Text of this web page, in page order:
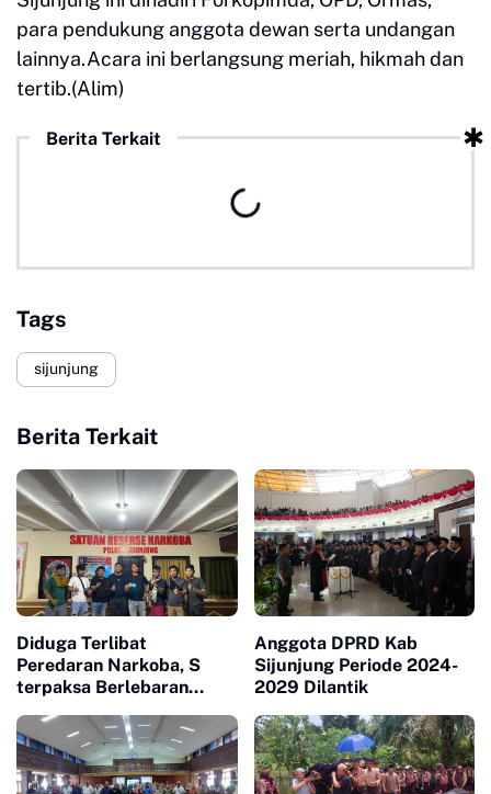
para pendukung anggota dewan serta undangan
lainnya.Acara ini berlangsung meriah, hikmah dan
tertib.(Alim)
Berita Terkait
Tags
sijunjung
Berita Terkait
Diduga Terlibat
Peredaran Narkoba, S
terpaksa Berlebaran
Anggota DPRD Kab
Sijunjung Periode 2024-
2029 Dilantik